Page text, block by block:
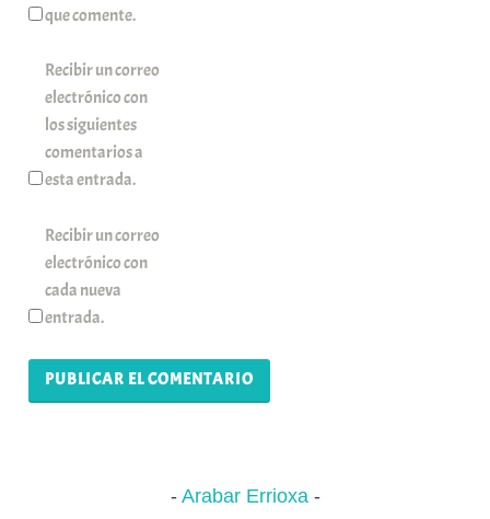
que comente.
Recibir un correo
electrónico con
los siguientes
comentarios a
esta entrada.
Recibir un correo
electrónico con
cada nueva
entrada.
Arabar Errioxa